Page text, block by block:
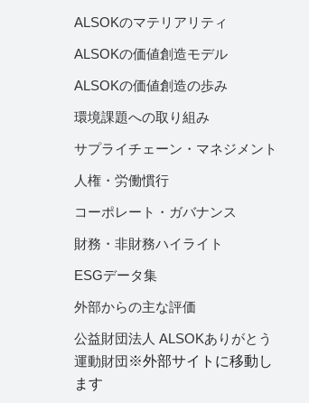
ALSOKのマテリアリティ
ALSOKの価値創造モデル
ALSOKの価値創造の歩み
環境課題への取り組み
サプライチェーン・マネジメント
人権・労働慣行
コーポレート・ガバナンス
財務・非財務ハイライト
ESGデータ集
外部からの主な評価
公益財団法人 ALSOKありがとう
運動財団※外部サイトに移動し
ます